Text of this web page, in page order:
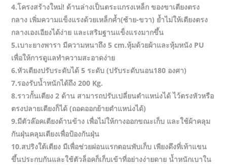
4.โครงสร้างใหม่! ด้านล่างเป็นตระแกรงเหล็ก ของขาเตียงตรง
กลาง เพิ่มความแข็งแรงด้วยเหล็กค้ำ(ซ้าย-ขวา) ย้ำไม่ให้เตียงตรง
กลางเองเอียงได้ง่าย และเสริมฐานแข็งแรงมากขึ้น
5.เบาะยางพารา มีความหนาถึง 5 cm.หุ้มด้วยผ้าและหุ้มหนัง PU
เพื่อให้การดูแลทำความสะอาดง่าย
6.หัวเตียงปรับระดับได้ 5 ระดับ (ปรับระดับนอน180 องศา)
7.รองรับน้ำหนักได้ถึง 200 Kg.
8.ราวกั้นเตียง 2 ด้าน สามารถปรับเปลี่ยนตำแหน่งได้ ไว้ตรงหัวหรือ
ตรงปลายเตียงก็ได้ (ถอดออกย้ายตำแหน่งได้)
9.มีตัวล๊อคเตียงด้านข้าง เพื่อไม่ให้กางออกขณะเก็บ และใช้ผ้าคลุม
กันฝุ่นคลุมเตียงเพื่อป้องกันฝุ่น
10.สปริงใต้เตียง มีเพื่อช่วยผ่อนแรกตอนพับเก็บ เพียงดึงที่เท้าแขน
ขึ้นประกบกันและใช้ตัวล็อคก็เก็บเข้าที่อย่างง่ายดาย น้ำหนักเบาใน